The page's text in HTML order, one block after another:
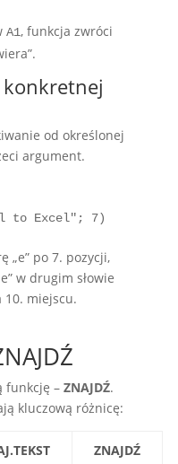
A1, funkcja zwróci
od określonej
argument.
to Excel"; 7)
„e” po 7. pozycji,
w drugim słowie
10. miejscu.
funkcję – ZNAJDŹ.
kluczową różnicę:
ZNAJDŹ